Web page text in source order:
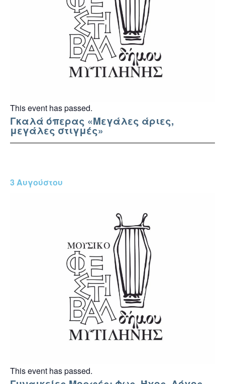
This event has passed.
Γκαλά όπερας «Μεγάλες άριες,
μεγάλες στιγμές»
3 Αυγούστου
This event has passed.